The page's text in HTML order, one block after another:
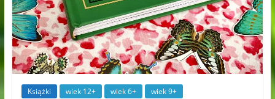
Książki wiek 12+ wiek 6+ wiek 9+